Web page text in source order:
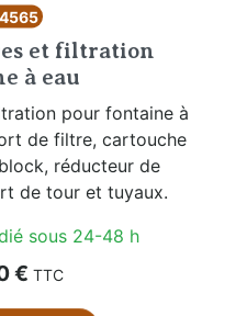
et filtration
à eau
pour fontaine à
de filtre, cartouche
réducteur de
de tour et tuyaux.
sous 24-48 h
€ TTC